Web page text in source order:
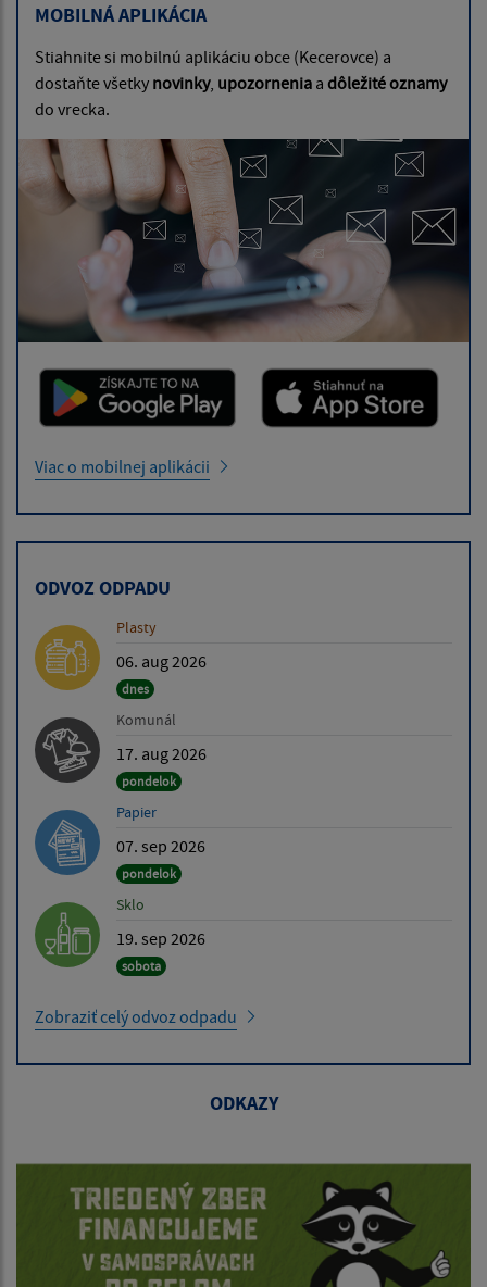
MOBILNÁ APLIKÁCIA
Stiahnite si mobilnú aplikáciu obce (Kecerovce) a
dostaňte všetky novinky, upozornenia a dôležité oznamy
do vrecka.
Viac o mobilnej aplikácii
ODVOZ ODPADU
Plasty
06. aug 2026
dnes
Komunál
17. aug 2026
pondelok
Papier
07. sep 2026
pondelok
Sklo
19. sep 2026
sobota
Zobraziť celý odvoz odpadu
ODKAZY